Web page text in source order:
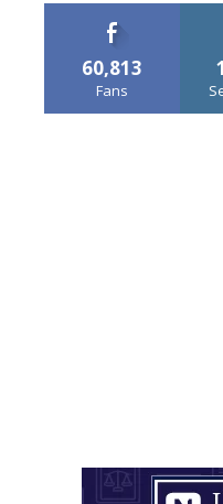
60,813
Fans